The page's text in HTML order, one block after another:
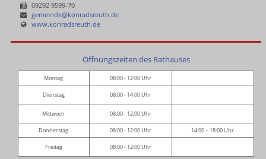
09292 9599-70
gemeinde@konradsreuth.de
www.konradsreuth.de
Öffnungszeiten des Rathauses
Montag 08:00 - 12:00 Uhr
Dienstag 08:00 - 14:00 Uhr
Mittwoch 08:00 - 12:00 Uhr
Donnerstag 08:00 - 12:00 Uhr 14:00 – 18:00 Uhr
Freitag 08:00 - 12:00 Uhr